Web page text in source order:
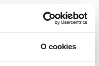
O cookies